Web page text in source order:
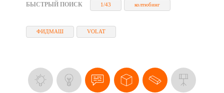
БЫСТРЫЙ ПОИСК 1/43 колтюбинг
ФИДМАШ VOLAT